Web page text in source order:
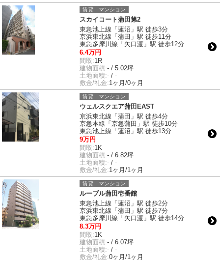
賃貸｜マンション
スカイコート蒲田第2
東急池上線「蓮沼」駅 徒歩3分
京浜東北線「蒲田」駅 徒歩11分
東急多摩川線「矢口渡」駅 徒歩12分
6.4万円
間取:1R
建物面積:- / 5.02坪
土地面積:- / -
敷金/礼金:1ヶ月/0ヶ月
賃貸｜マンション
ウェルスクエア蒲田EAST
京浜東北線「蒲田」駅 徒歩4分
京急本線「京急蒲田」駅 徒歩10分
東急池上線「蓮沼」駅 徒歩13分
9万円
間取:1K
建物面積:- / 6.82坪
土地面積:- / -
敷金/礼金:1ヶ月/1ヶ月
賃貸｜マンション
ルーブル蒲田壱番館
東急池上線「蓮沼」駅 徒歩2分
京浜東北線「蒲田」駅 徒歩7分
東急多摩川線「矢口渡」駅 徒歩14分
8.3万円
間取:1K
建物面積:- / 6.07坪
土地面積:- / -
敷金/礼金:0ヶ月/1ヶ月